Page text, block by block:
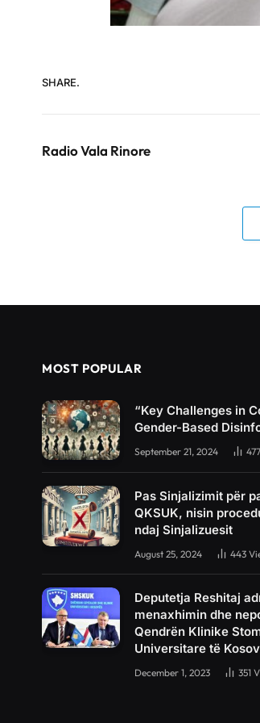
SHARE.
Radio Vala Rinore
MOST POPULAR
“Key Challenges in
Gender-Based
September 21, 2024 477
Pas Sinjalizimit për
QKSUK, nisin
ndaj Sinjalizuesit
August 25, 2024 443
Deputetja Reshitaj
menaxhimin dhe
Qendrën Klinike
Universitare të
December 1, 2023 351